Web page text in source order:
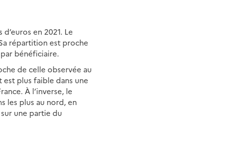
en 2021. Le
répartition est proche
bénéficiaire.
de celle observée au
est plus faible dans une
À l’inverse, le
les plus au nord, en
une partie du